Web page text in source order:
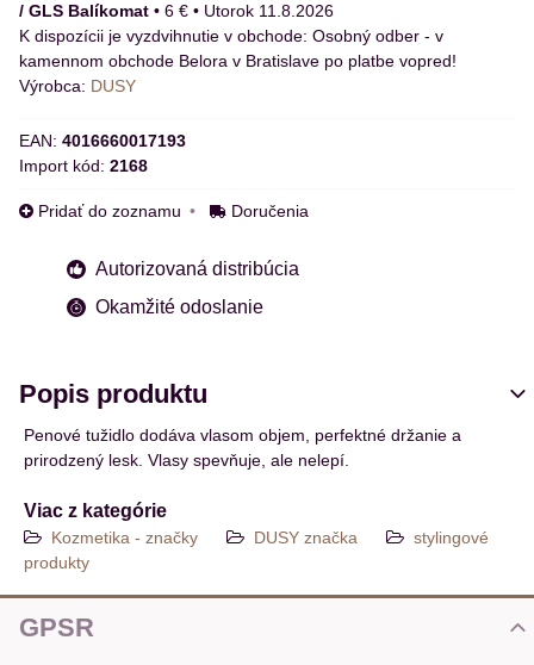
/ GLS Balíkomat • 6 € • Utorok 11.8.2026
Osobný odber - v
kamennom obchode Belora v Bratislave po platbe vopred!
Výrobca: DUSY
EAN: 4016660017193
Import kód: 2168
Pridať do zoznamu Doručenia
Autorizovaná distribúcia
Okamžité odoslanie
Popis produktu
Penové tužidlo dodáva vlasom objem, perfektné držanie a
prirodzený lesk. Vlasy spevňuje, ale nelepí.
Viac z kategórie
Kozmetika - značky DUSY značka
stylingové
produkty
GPSR